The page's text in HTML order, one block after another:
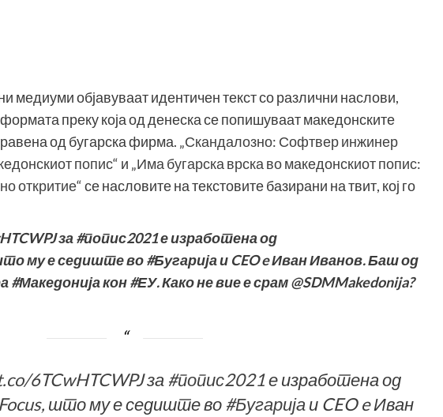
медиуми објавуваат идентичен текст со различни наслови,
преку која од денеска се попишуваат македонските
од бугарска фирма. „Скандалозно: Софтвер инжинер
попис“ и „Има бугарска врска во македонскиот попис:
откритие“ се насловите на текстовите базирани на твит, кој го
за #попис2021 е изработена од
му е седиште во #Бугарија и CEO e Иван Иванов. Баш од
кон #ЕУ. Како не вие е срам @SDMMakedonija?
6TCwHTCWPJза #попис2021е изработена од
, што му е седиште во #Бугаријаи CEO e Иван